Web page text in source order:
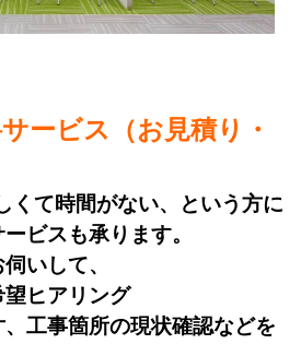
サービス（お見積り・
くて時間がない、という方に
ビスも承ります。
いして、
ヒアリング
工事箇所の現状確認などを